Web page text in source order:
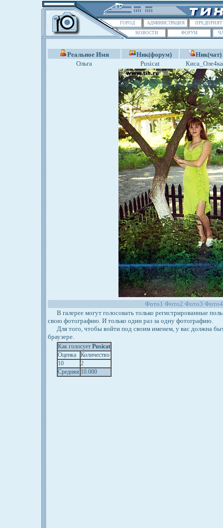
ГОРОД АДМИНИСТРАЦИЯ
НОВОСТИ
ФОРУМ
Реальное Имя Ник(форум)
Ник(чат)
Ольга
Pusicat Киса_Оле4ка
Фото1 Фото2 Фото3
В галерее могут голосовать только регистрированные
свою фотографию. И только один раз за одну фотографию.
Для того, чтобы войти под своим именем, у вас должна
браузере.
Как голосует Pusicat
Оценка
Количество
10
2
Средняя 10.000